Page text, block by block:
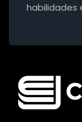
habilidades